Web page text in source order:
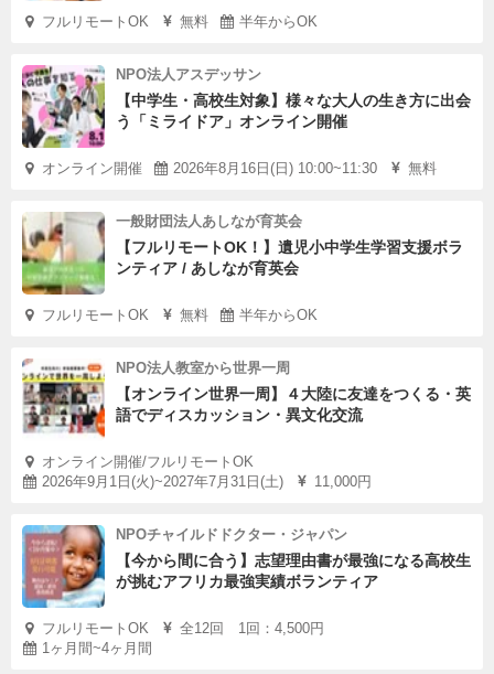
フルリモートOK 無料 半年からOK
NPO法人アスデッサン
【中学生・高校生対象】様々な大人の生き方に出会
う「ミライドア」オンライン開催
オンライン開催 2026年8月16日(日) 10:00~11:30 無料
一般財団法人あしなが育英会
【フルリモートOK！】遺児小中学生学習支援ボラ
ンティア / あしなが育英会
フルリモートOK 無料 半年からOK
NPO法人教室から世界一周
【オンライン世界一周】４大陸に友達をつくる・英
語でディスカッション・異文化交流
オンライン開催/フルリモートOK
2026年9月1日(火)~2027年7月31日(土)
11,000円
NPOチャイルドドクター・ジャパン
【今から間に合う】志望理由書が最強になる高校生
が挑むアフリカ最強実績ボランティア
フルリモートOK
全12回 1回：4,500円
1ヶ月間~4ヶ月間